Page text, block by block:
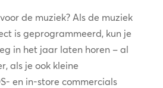
de muziek? Als de muziek
is geprogrammeerd, kun je
in het jaar laten horen – al
als je ook kleine
en in-store commercials